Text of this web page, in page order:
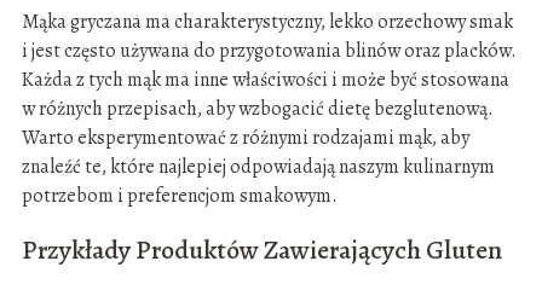
Mąka gryczana ma charakterystyczny, lekko orzechowy smak
i jest często używana do przygotowania blinów oraz placków.
Każda z tych mąk ma inne właściwości i może być stosowana
w różnych przepisach, aby wzbogacić dietę bezglutenową.
Warto eksperymentować z różnymi rodzajami mąk, aby
znaleźć te, które najlepiej odpowiadają naszym kulinarnym
potrzebom i preferencjom smakowym.
Przykłady Produktów Zawierających Gluten